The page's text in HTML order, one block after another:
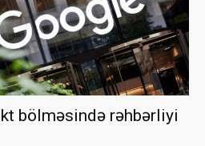
bölməsində rəhbərliyi